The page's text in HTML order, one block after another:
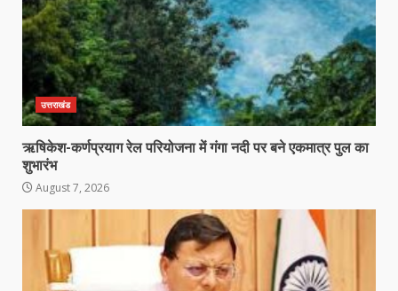
उत्तराखंड
ऋषिकेश-कर्णप्रयाग रेल परियोजना में गंगा नदी पर बने एकमात्र पुल का
शुभारंभ
August 7, 2026